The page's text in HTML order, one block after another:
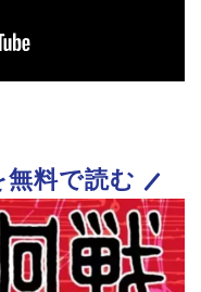
無料で読む